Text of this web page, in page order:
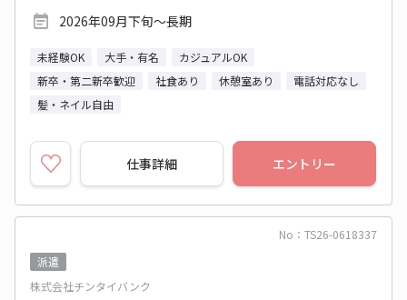
2026年09月下旬～長期
未経験OK 大手・有名
カジュアルOK
新卒・第二新卒歓迎
社食あり 休憩室あり
電話対応なし
髪・ネイル自由
仕事詳細 エントリー
No：TS26-0618337
派遣
株式会社チンタイバンク